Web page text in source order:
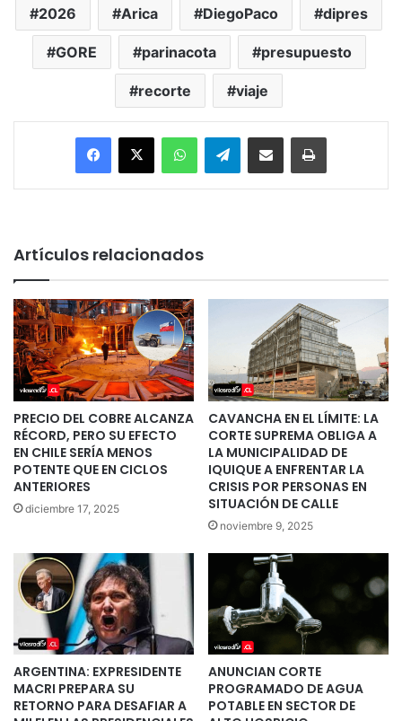
2026 Arica DiegoPaco dipres
GORE parinacota presupuesto
recorte viaje
Facebook
X WhatsAppTelegramEnviar vía email Imprimir
Artículos relacionados
PRECIO DEL COBRE ALCANZA
RÉCORD, PERO SU EFECTO
EN CHILE SERÍA MENOS
POTENTE QUE EN CICLOS
ANTERIORES
diciembre 17, 2025
CAVANCHA EN EL LÍMITE: LA
CORTE SUPREMA OBLIGA A
LA MUNICIPALIDAD DE
IQUIQUE A ENFRENTAR LA
CRISIS POR PERSONAS EN
SITUACIÓN DE CALLE
noviembre 9, 2025
ARGENTINA: EXPRESIDENTE
MACRI PREPARA SU
RETORNO PARA DESAFIAR A
ANUNCIAN CORTE
PROGRAMADO DE AGUA
POTABLE EN SECTOR DE